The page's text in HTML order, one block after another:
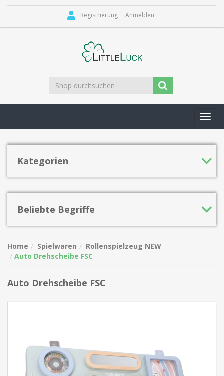
Registrierung Anmelden
Kategorien
Beliebte Begriffe
Home Spielwaren
Rollenspielzeug NEW
Auto Drehscheibe FSC
Auto Drehscheibe FSC